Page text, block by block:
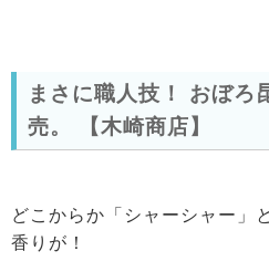
まさに職人技！ おぼろ
売。
【木崎商店】
どこからか「シャーシャー」
香りが！